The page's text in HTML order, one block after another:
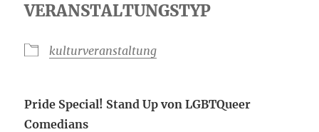
VERANSTALTUNGSTYP
kulturveranstaltung
Pride Special! Stand Up von LGBTQueer
Comedians